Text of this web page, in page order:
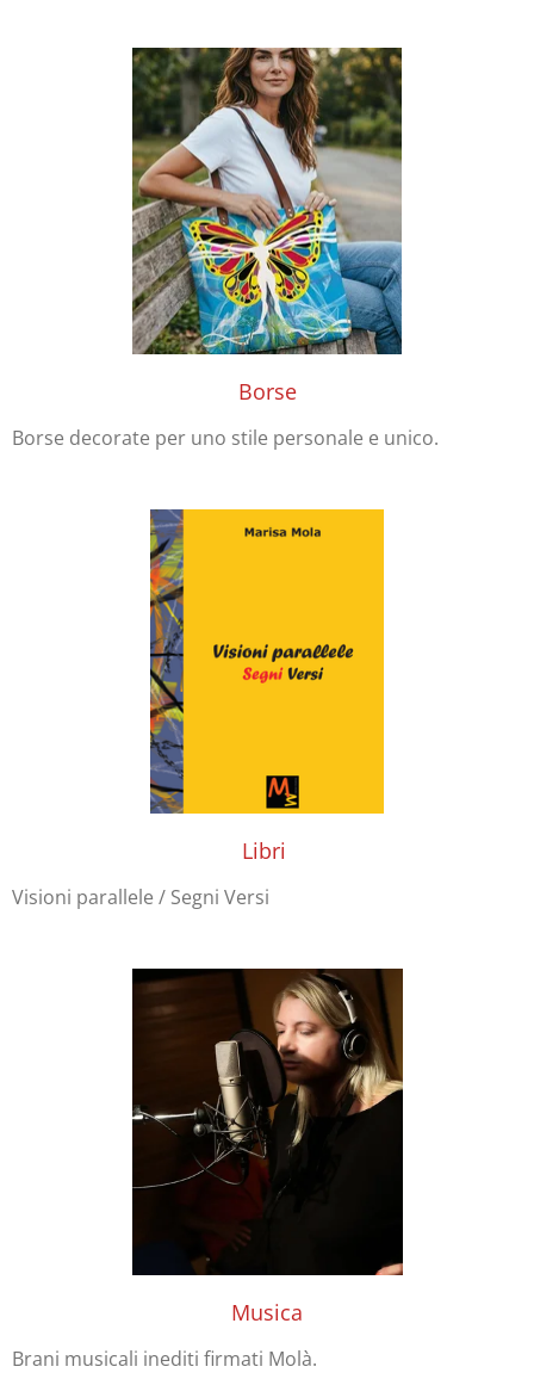
Borse
Borse decorate per uno stile personale e unico.
Libri
Visioni parallele / Segni Versi
Musica
Brani musicali inediti firmati Molà.